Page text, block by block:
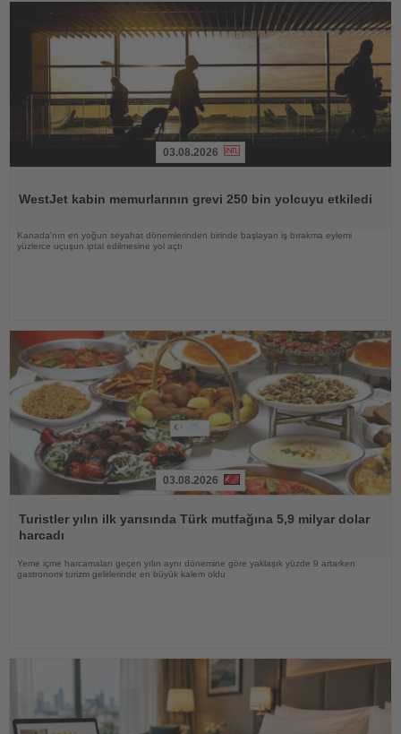
03.08.2026
WestJet kabin memurlarının grevi 250 bin yolcuyu etkiledi
Kanada'nın en yoğun seyahat dönemlerinden birinde başlayan iş bırakma eylemi
yüzlerce uçuşun iptal edilmesine yol açtı
Oku
03.08.2026
Turistler yılın ilk yarısında Türk mutfağına 5,9 milyar dolar
harcadı
Yeme içme harcamaları geçen yılın aynı dönemine göre yaklaşık yüzde 9 artarken
gastronomi turizm gelirlerinde en büyük kalem oldu